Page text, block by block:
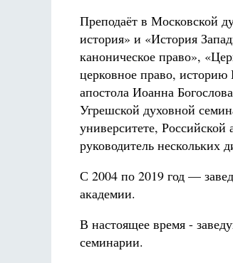
Преподаёт в Московской
история» и «История
каноническое право»,
церковное право,
апостола Иоанна
Угрешской духовной
университете,
руководитель нескольких
С 2004 по 2019 год —
академии.
В настоящее время -
семинарии.